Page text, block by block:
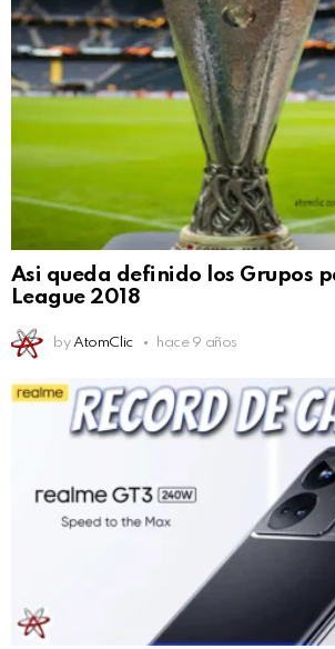
Asi queda definido los Grupos
League 2018
by AtomClic hace 9 años